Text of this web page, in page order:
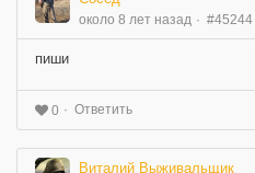
около 8 лет назад #45244
пиши
0 Ответить
Виталий Выживальщик